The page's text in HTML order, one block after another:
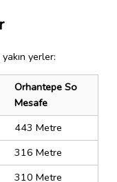
yerler:
Orhantepe So
Mesafe
443 Metre
316 Metre
310 Metre